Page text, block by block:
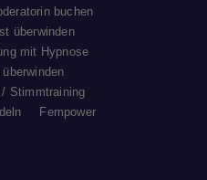
buchen
überwinden
mit Hypnose
überwinden
Stimmtraining
Fempower